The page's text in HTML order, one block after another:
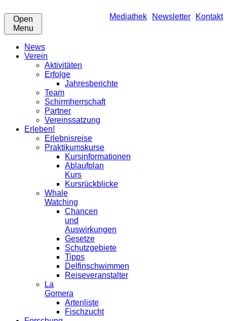
Mediathek Newsletter Kontakt
Open
Menu
News
Verein
Aktivitäten
Erfolge
Jahresberichte
Team
Schirmherrschaft
Partner
Vereinssatzung
Erleben!
Erlebnisreise
Praktikumskurse
Kursinformationen
Ablaufplan
Kurs
Kursrückblicke
Whale
Watching
Chancen
und
Auswirkungen
Gesetze
Schutzgebiete
Tipps
Delfinschwimmen
Reiseveranstalter
La
Gomera
Artenliste
Fischzucht